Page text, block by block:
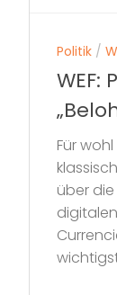
Politik /
Für
über